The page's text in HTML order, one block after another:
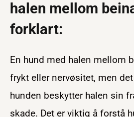
halen mellom
forklart:
En hund med halen mellom
frykt eller nervøsitet, men
hunden beskytter halen sin
skade. Det er viktig å forstå